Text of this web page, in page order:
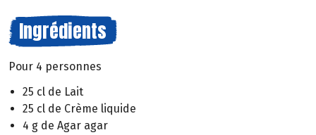
Ingrédients
Pour 4 personnes
25 cl de Lait
25 cl de Crème liquide
4 g de Agar agar